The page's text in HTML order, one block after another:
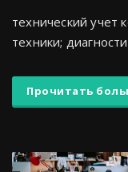
технический учет
техники;
Прочитать